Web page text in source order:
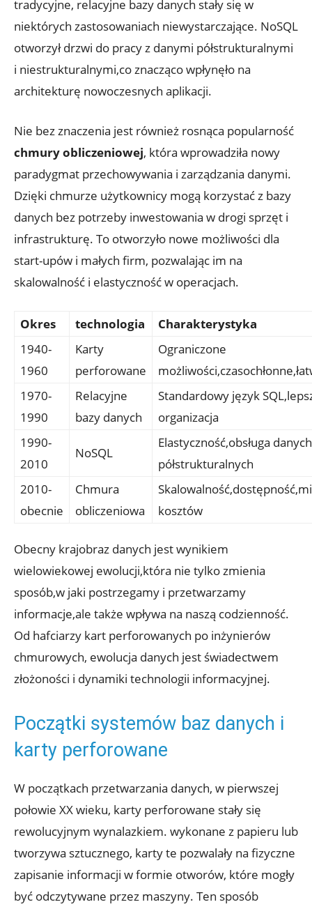
⁢tradycyjne, relacyjne bazy danych stały‍ się w
niektórych⁢ zastosowaniach niewystarczające.‍ NoSQL
otworzył drzwi do pracy z danymi‌ półstrukturalnymi
i niestrukturalnymi,co‌ znacząco wpłynęło na
architekturę nowoczesnych aplikacji.
Nie bez znaczenia⁢ jest⁢ również ⁣rosnąca ⁤popularność
chmury ⁤obliczeniowej, która wprowadziła nowy
⁢paradygmat⁣ przechowywania i zarządzania danymi.
Dzięki​ chmurze ​użytkownicy mogą‍ korzystać z bazy
danych bez‌ potrzeby inwestowania w drogi​ sprzęt‌ i
⁢infrastrukturę. To otworzyło ⁢nowe możliwości⁤ dla
‍start-upów i małych​ firm, pozwalając ‍im na‌
skalowalność i‍ elastyczność ‌w ​operacjach.
Okres technologia
Charakterystyka
1940-
1960
Karty
perforowane
Ograniczone
1970-
1990
Relacyjne
bazy ⁤danych
Standardowy ⁤język
organizacja
1990-
2010
NoSQL
Elastyczność,obsługa ⁤danych
⁣półstrukturalnych
2010-
obecnie
Chmura
obliczeniowa
kosztów
Obecny krajobraz danych jest wynikiem
wielowiekowej ewolucji,która nie tylko⁣ zmienia
sposób,w jaki ​postrzegamy i przetwarzamy ​
informacje,ale ⁢także ‌wpływa na naszą codzienność.
Od hafciarzy ⁢kart ​perforowanych po ​inżynierów
chmurowych, ewolucja danych jest ​świadectwem
złożoności⁣ i dynamiki technologii informacyjnej.
Początki systemów baz danych i
⁣karty perforowane
W początkach przetwarzania danych,⁢ w pierwszej
połowie XX wieku, karty perforowane⁣ stały się
rewolucyjnym ⁤wynalazkiem. wykonane‍ z papieru lub
tworzywa sztucznego, ⁣karty te ⁤pozwalały na⁤ fizyczne
zapisanie ‌informacji ‌w formie otworów, które mogły
⁣być odczytywane przez ⁣maszyny. Ten sposób